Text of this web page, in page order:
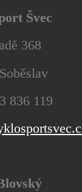
Švec
368
836 119